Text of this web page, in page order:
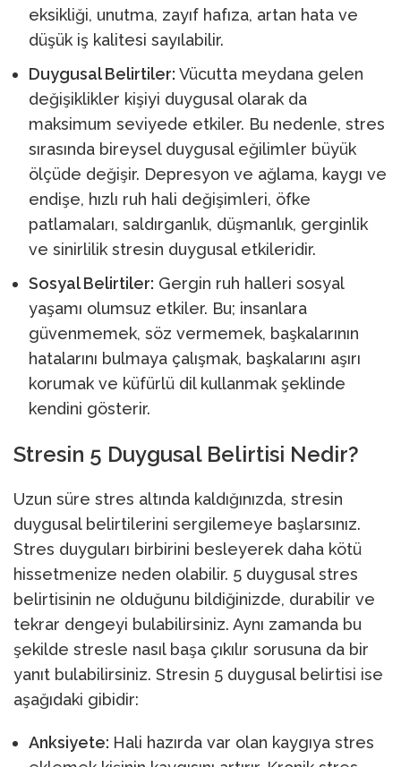
eksikliği, unutma, zayıf hafıza, artan hata ve
düşük iş kalitesi sayılabilir.
Duygusal Belirtiler: Vücutta meydana gelen
değişiklikler kişiyi duygusal olarak da
maksimum seviyede etkiler. Bu nedenle, stres
sırasında bireysel duygusal eğilimler büyük
ölçüde değişir. Depresyon ve ağlama, kaygı ve
endişe, hızlı ruh hali değişimleri, öfke
patlamaları, saldırganlık, düşmanlık, gerginlik
ve sinirlilik stresin duygusal etkileridir.
Sosyal Belirtiler: Gergin ruh halleri sosyal
yaşamı olumsuz etkiler. Bu; insanlara
güvenmemek, söz vermemek, başkalarının
hatalarını bulmaya çalışmak, başkalarını aşırı
korumak ve küfürlü dil kullanmak şeklinde
kendini gösterir.
Stresin 5 Duygusal Belirtisi Nedir?
Uzun süre stres altında kaldığınızda, stresin
duygusal belirtilerini sergilemeye başlarsınız.
Stres duyguları birbirini besleyerek daha kötü
hissetmenize neden olabilir. 5 duygusal stres
belirtisinin ne olduğunu bildiğinizde, durabilir ve
tekrar dengeyi bulabilirsiniz. Aynı zamanda bu
şekilde stresle nasıl başa çıkılır sorusuna da bir
yanıt bulabilirsiniz. Stresin 5 duygusal belirtisi ise
aşağıdaki gibidir:
Anksiyete: Hali hazırda var olan kaygıya stres